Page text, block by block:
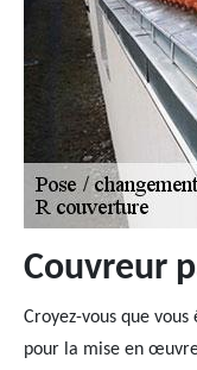
Couvreur
Croyez-vous que
pour la mise en